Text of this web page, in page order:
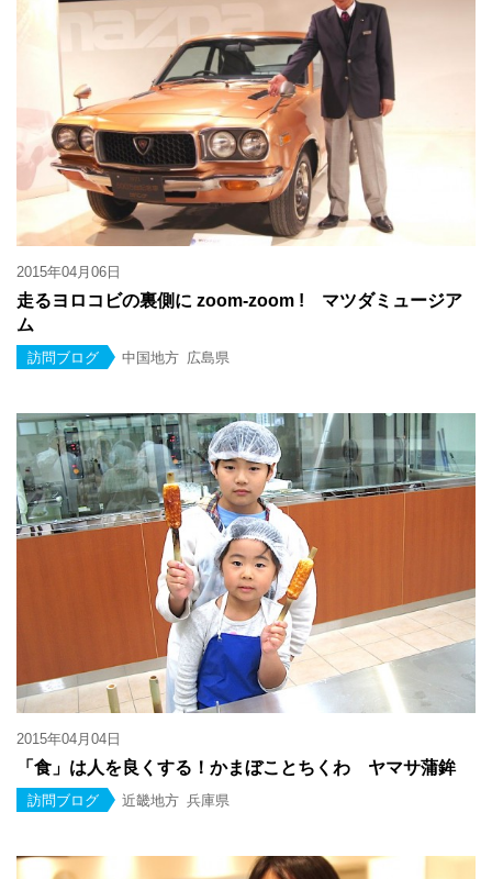
2015年04月06日
走るヨロコビの裏側に zoom-zoom ! マツダミュージア
ム
訪問ブログ 中国地方 広島県
2015年04月04日
「食」は人を良くする！かまぼことちくわ ヤマサ蒲鉾
訪問ブログ 近畿地方 兵庫県